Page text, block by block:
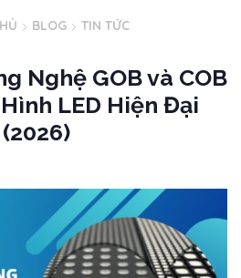
BLOG TIN TỨC
Nghệ GOB và COB
LED Hiện Đại
(2026)